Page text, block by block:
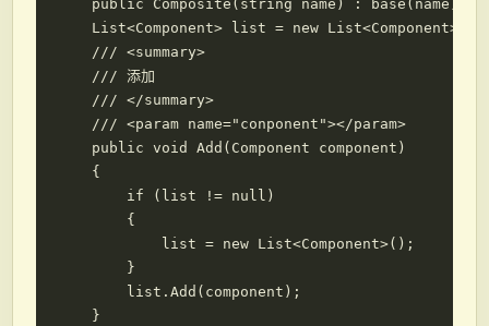
public Composite(string name) : base(name) {
    List<Component> list = new List<Component>();
    /// <summary>
    /// 添加
    /// </summary>
    /// <param name="conponent"></param>
    public void Add(Component component)
    {
        if (list != null)
        {
            list = new List<Component>();
        }
        list.Add(component);
    }